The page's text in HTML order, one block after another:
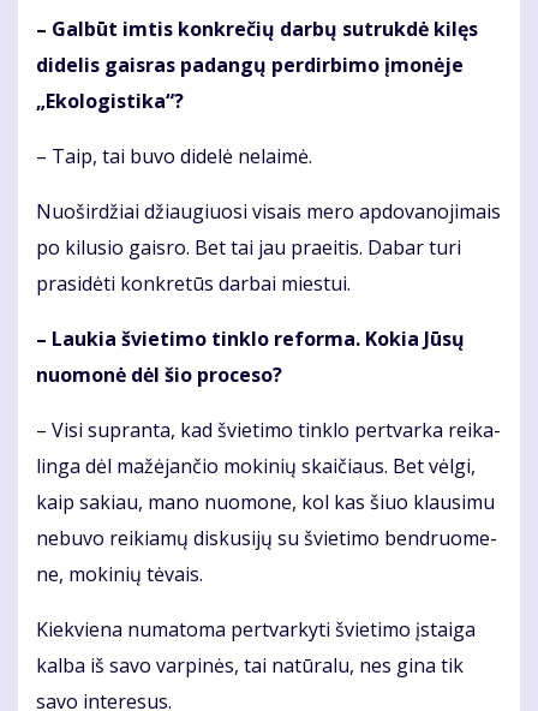
– Gal­būt im­tis kon­kre­čių dar­bų su­truk­dė ki­lęs
di­de­lis gais­ras pa­dan­gų per­dir­bi­mo įmo­nė­je
„Eko­lo­gis­ti­ka“?
– Taip, tai bu­vo di­de­lė ne­lai­mė.
Nuoširdžiai džiau­giuo­si vi­sais me­ro ap­do­va­no­ji­mais
po ki­lu­sio gais­ro. Bet tai jau praeitis. Da­bar tu­ri
pra­si­dė­ti kon­kre­tūs dar­bai mies­tui.
– Lau­kia švie­ti­mo tin­klo re­for­ma. Ko­kia Jū­sų
nuo­mo­nė dėl šio pro­ce­so?
– Vi­si su­pran­ta, kad švie­ti­mo tin­klo per­tvar­ka rei­ka­
lin­ga dėl ma­žė­jan­čio mo­ki­nių skai­čiaus. Bet vėl­gi,
kaip sa­kiau, mano nuomone, kol kas šiuo klau­si­mu
nebuvo reikiamų dis­ku­si­jų su švie­ti­mo ben­druo­me­
ne, mo­ki­nių tė­vais.
Kiek­vie­na nu­ma­to­ma per­tvar­ky­ti švie­ti­mo įstai­ga
kal­ba iš sa­vo var­pi­nės, tai natūralu, nes gina tik
savo interesus.